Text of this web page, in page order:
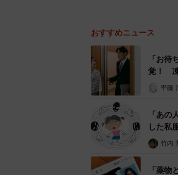
聞いても本当に知らな
「ルフィ」など漫画の
の外国人などの収容所
実行役に犯行の指示を
国際犯罪事情に詳し
収容所があり、何年も
えられ、携帯電話も自
た者から日本の家族に
入って、捕まっていた
おすすめニュース
「お待
覚！ 凍
平藤
「あ
した私
竹内
「薬物